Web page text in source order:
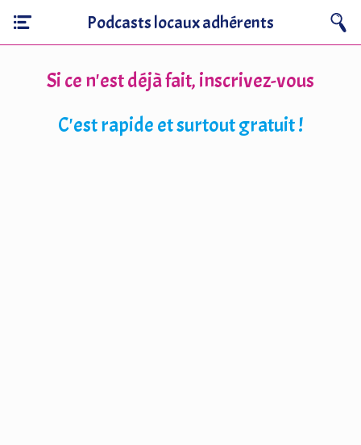
Podcasts locaux adhérents
Si ce n'est déjà fait, inscrivez-vous
C'est rapide et surtout gratuit !